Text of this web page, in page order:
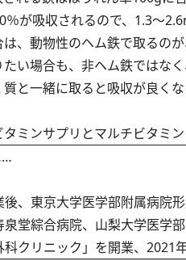
が吸収されるので、1.3～
は、動物性のヘム鉄で取るの
い場合も、非ヘム鉄ではな
と一緒に取ると吸収が良く
ミンサプリとマルチビタミ
、東京大学医学部附属病院
堂綜合病院、山梨大学医学
科クリニック」を開業、